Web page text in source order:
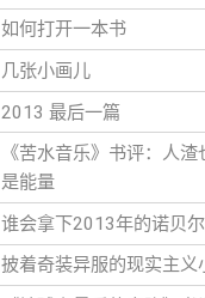
如何打开一本书
几张小画儿
2013 最后一篇
《苦水音乐》书评：人
是能量
谁会拿下2013年的诺贝
披着奇装异服的现实主义